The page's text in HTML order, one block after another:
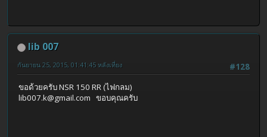
lib 007
#128
กันยายน 25, 2015, 01:41:45 หลังเที่ยง
ขอด้วยครับ NSR 150 RR (ไฟกลม)
lib007.k@gmail.com ขอบคุณครับ